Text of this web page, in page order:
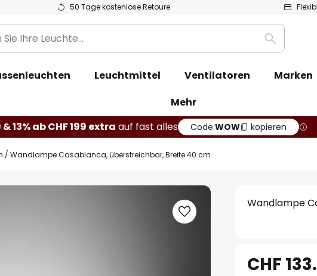
50 Tage kostenlose Retoure
Suche
Leuchtmittel Ventilatoren
Marken
Mehr
& 13% ab CHF 199 extra auf fast alles Code:WOW kopieren
Wandlampe Casablanca, überstreichbar, Breite 40 cm
Wandlampe
CHF